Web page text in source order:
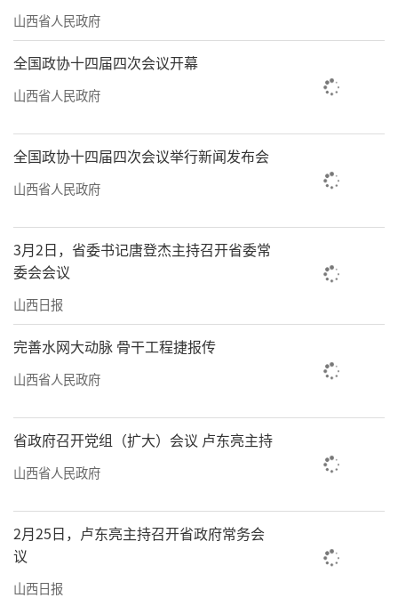
山西省人民政府
全国政协十四届四次会议开幕
山西省人民政府
全国政协十四届四次会议举行新闻发布会
山西省人民政府
3月2日，省委书记唐登杰主持召开省委常
委会会议
山西日报
完善水网大动脉 骨干工程捷报传
山西省人民政府
省政府召开党组（扩大）会议 卢东亮主持
山西省人民政府
2月25日，卢东亮主持召开省政府常务会
议
山西日报